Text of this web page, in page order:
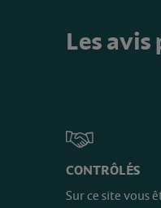
Les
CONTRÔLÉS
Sur ce site vous